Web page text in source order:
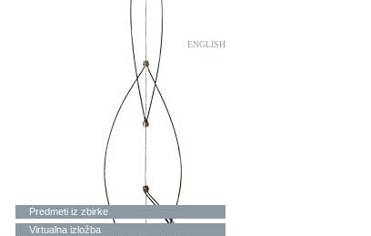
ENGLISH
Predmeti iz zbirke
Virtualna izložba